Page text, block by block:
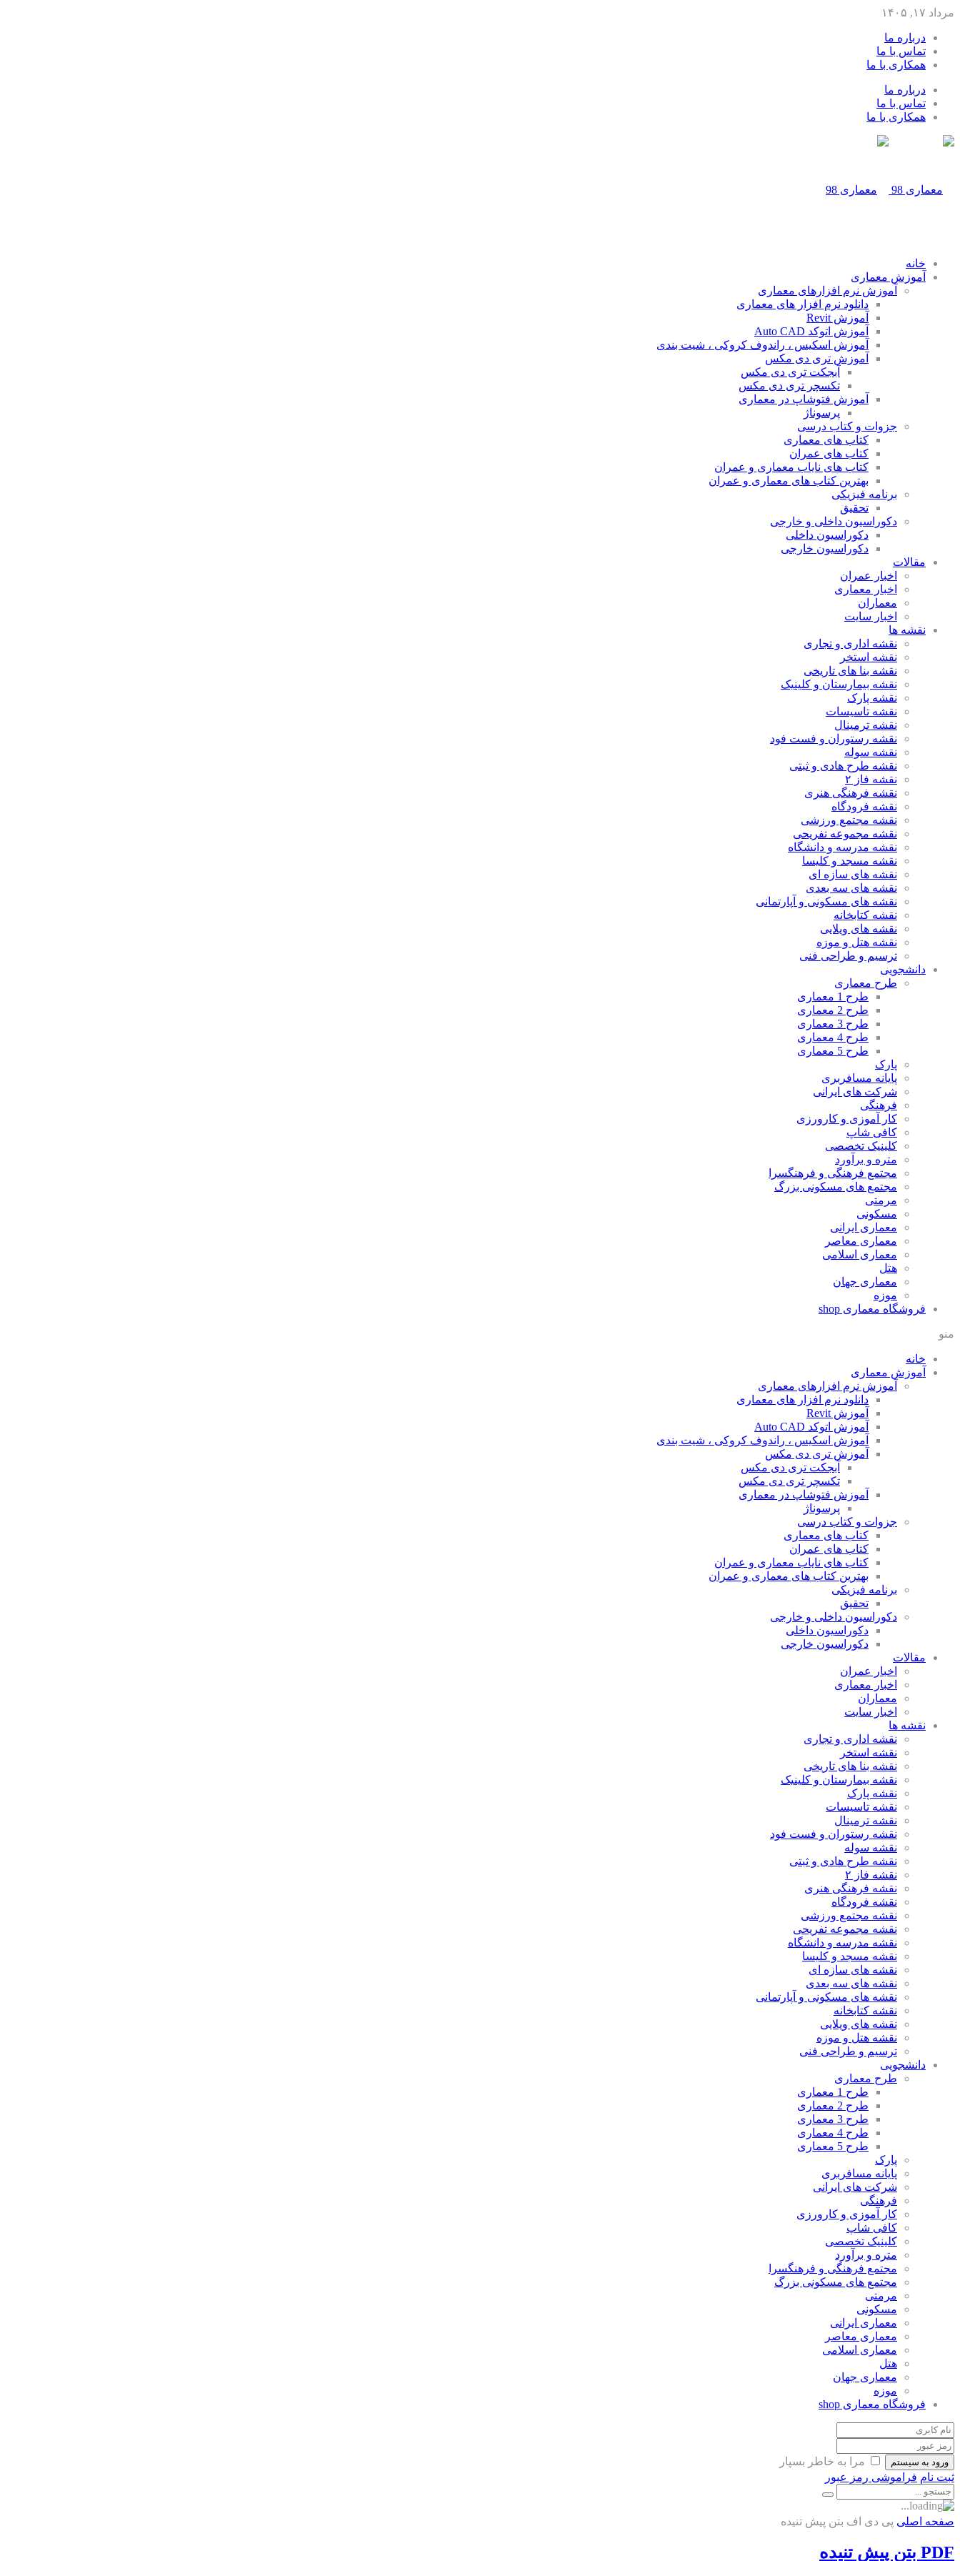
مرداد ۱۷, ۱۴۰۵
درباره ما
تماس با ما
همکاری با ما
درباره ما
تماس با ما
همکاری با ما
خانه
آموزش معماری
آموزش نرم افزارهای معماری
دانلود نرم افزار های معماری
آموزش Revit
آموزش اتوکد Auto CAD
آموزش اسکیس ، راندوف کروکی ، شیت بندی
آموزش تری دی مکس
آبجکت تری دی مکس
تکسچر تری دی مکس
آموزش فتوشاپ در معماری
پرسوناژ
جزوات و کتاب درسی
کتاب های معماری
کتاب های عمران
کتاب های نایاب معماری و عمران
بهترین کتاب های معماری و عمران
برنامه فیزیکی
تحقیق
دکوراسیون داخلی و خارجی
دکوراسیون داخلی
دکوراسیون خارجی
مقالات
اخبار عمران
اخبار معماری
معماران
اخبار سایت
نقشه ها
نقشه اداری و تجاری
نقشه استخر
نقشه بنا های تاریخی
نقشه بیمارستان و کلینیک
نقشه پارک
نقشه تاسیسات
نقشه ترمینال
نقشه رستوران و فست فود
نقشه سوله
نقشه طرح هادی و ثبتی
نقشه فاز ۲
نقشه فرهنگی هنری
نقشه فرودگاه
نقشه مجتمع ورزشی
نقشه مجموعه تفریحی
نقشه مدرسه و دانشگاه
نقشه مسجد و کلیسا
نقشه های سازه ای
نقشه های سه بعدی
نقشه های مسکونی و آپارتمانی
نقشه کتابخانه
نقشه های ویلایی
نقشه هتل و موزه
ترسیم و طراحی فنی
دانشجویی
طرح معماری
طرح 1 معماری
طرح 2 معماری
طرح 3 معماری
طرح 4 معماری
طرح 5 معماری
پارک
پایانه مسافربری
شرکت های ایرانی
فرهنگی
کار آموزی و کارورزی
کافی شاپ
کلینیک تخصصی
متره و برآورد
مجتمع فرهنگی و فرهنگسرا
مجتمع های مسکونی بزرگ
مرمتی
مسکونی
معماری ایرانی
معماری معاصر
معماری اسلامی
هتل
معماری جهان
موزه
فروشگاه معماری shop
منو
خانه
آموزش معماری
آموزش نرم افزارهای معماری
دانلود نرم افزار های معماری
آموزش Revit
آموزش اتوکد Auto CAD
آموزش اسکیس ، راندوف کروکی ، شیت بندی
آموزش تری دی مکس
آبجکت تری دی مکس
تکسچر تری دی مکس
آموزش فتوشاپ در معماری
پرسوناژ
جزوات و کتاب درسی
کتاب های معماری
کتاب های عمران
کتاب های نایاب معماری و عمران
بهترین کتاب های معماری و عمران
برنامه فیزیکی
تحقیق
دکوراسیون داخلی و خارجی
دکوراسیون داخلی
دکوراسیون خارجی
مقالات
اخبار عمران
اخبار معماری
معماران
اخبار سایت
نقشه ها
نقشه اداری و تجاری
نقشه استخر
نقشه بنا های تاریخی
نقشه بیمارستان و کلینیک
نقشه پارک
نقشه تاسیسات
نقشه ترمینال
نقشه رستوران و فست فود
نقشه سوله
نقشه طرح هادی و ثبتی
نقشه فاز ۲
نقشه فرهنگی هنری
نقشه فرودگاه
نقشه مجتمع ورزشی
نقشه مجموعه تفریحی
نقشه مدرسه و دانشگاه
نقشه مسجد و کلیسا
نقشه های سازه ای
نقشه های سه بعدی
نقشه های مسکونی و آپارتمانی
نقشه کتابخانه
نقشه های ویلایی
نقشه هتل و موزه
ترسیم و طراحی فنی
دانشجویی
طرح معماری
طرح 1 معماری
طرح 2 معماری
طرح 3 معماری
طرح 4 معماری
طرح 5 معماری
پارک
پایانه مسافربری
شرکت های ایرانی
فرهنگی
کار آموزی و کارورزی
کافی شاپ
کلینیک تخصصی
متره و برآورد
مجتمع فرهنگی و فرهنگسرا
مجتمع های مسکونی بزرگ
مرمتی
مسکونی
معماری ایرانی
معماری معاصر
معماری اسلامی
هتل
معماری جهان
موزه
فروشگاه معماری shop
ورود به سیستم
مرا به خاطر بسپار
ثبت نام فراموشی رمز عبور
صفحه اصلی پی دی اف بتن پیش تنیده
PDF بتن پیش تنیده